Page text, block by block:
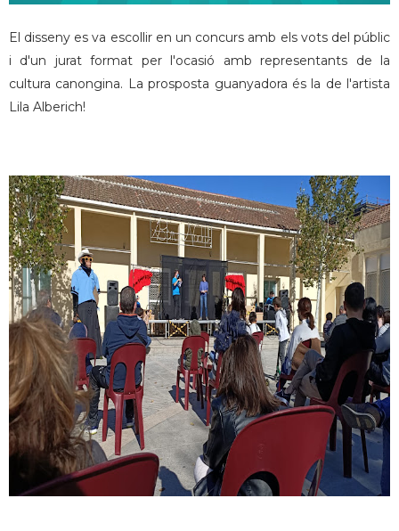
El disseny es va escollir en un concurs amb els vots del públic
i d'un jurat format per l'ocasió amb representants de la
cultura canongina. La prosposta guanyadora és la de l'artista
Lila Alberich!